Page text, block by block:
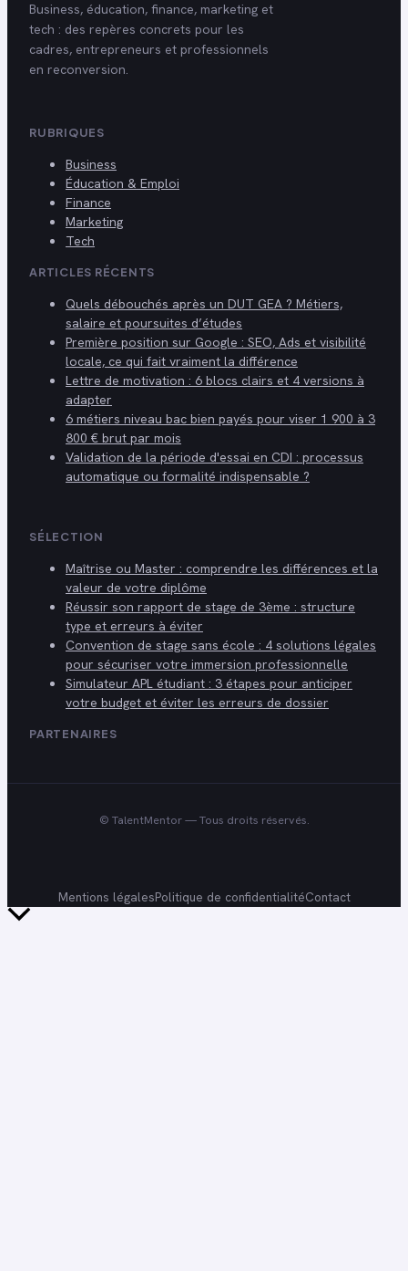
Business, éducation, finance, marketing et
tech : des repères concrets pour les
cadres, entrepreneurs et professionnels
en reconversion.
RUBRIQUES
Business
Éducation & Emploi
Finance
Marketing
Tech
ARTICLES RÉCENTS
Quels débouchés après un DUT GEA ? Métiers,
salaire et poursuites d’études
Première position sur Google : SEO, Ads et visibilité
locale, ce qui fait vraiment la différence
Lettre de motivation : 6 blocs clairs et 4 versions à
adapter
6 métiers niveau bac bien payés pour viser 1 900 à 3
800 € brut par mois
Validation de la période d'essai en CDI : processus
automatique ou formalité indispensable ?
SÉLECTION
Maîtrise ou Master : comprendre les différences et la
valeur de votre diplôme
Réussir son rapport de stage de 3ème : structure
type et erreurs à éviter
Convention de stage sans école : 4 solutions légales
pour sécuriser votre immersion professionnelle
Simulateur APL étudiant : 3 étapes pour anticiper
votre budget et éviter les erreurs de dossier
PARTENAIRES
© TalentMentor— Tous droits réservés.
Mentions légalesPolitique de confidentialitéContact